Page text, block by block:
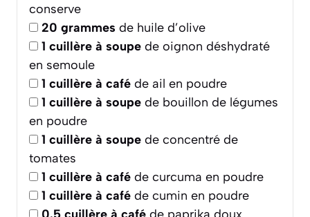
conserve
20 grammes de huile d’olive
1 cuillère à soupe de oignon déshydraté
en semoule
1 cuillère à café de ail en poudre
1 cuillère à soupe de bouillon de légumes
en poudre
1 cuillère à soupe de concentré de
tomates
1 cuillère à café de curcuma en poudre
1 cuillère à café de cumin en poudre